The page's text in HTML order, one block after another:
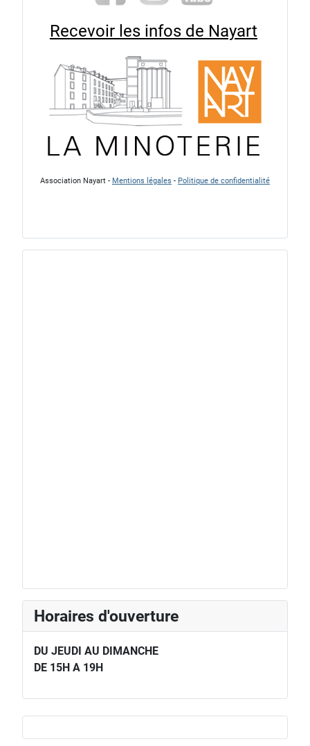
Recevoir les infos de Nayart
Association Nayart - Mentions légales - Politique de confidentialité
Horaires d'ouverture
DU JEUDI AU DIMANCHE
DE 15H A 19H